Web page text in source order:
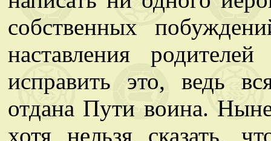
собственных
наставления
исправить это, ведь
отдана Пути воина.
хотя нельзя сказать,